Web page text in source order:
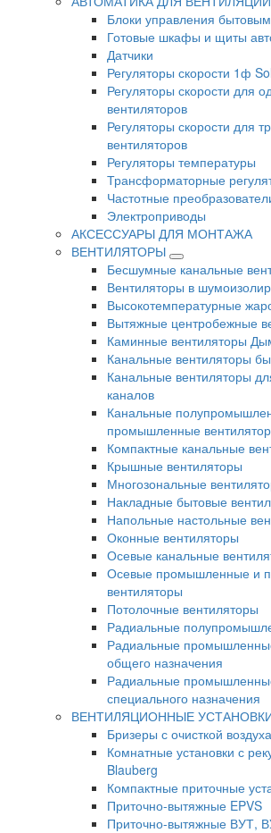
Блоки управления
Готовые шкафы и щиты
Датчики
Регуляторы скорости 1ф
Регуляторы скорости для
вентиляторов
Регуляторы скорости для
вентиляторов
Регуляторы температуры
Трансформаторные
Частотные
Электроприводы
АКСЕССУАРЫ ДЛЯ МОНТАЖА
ВЕНТИЛЯТОРЫ
Бесшумные канальные
Вентиляторы в
Высокотемпературные
Вытяжные центробежные
Каминные вентиляторы
Канальные вентиляторы
Канальные вентиляторы
каналов
Канальные
промышленные
Компактные канальные
Крышные вентиляторы
Многозональные
Накладные бытовые
Напольные настольные
Оконные вентиляторы
Осевые канальные
Осевые промышленные и
вентиляторы
Потолочные вентиляторы
Радиальные
Радиальные
общего назначения
Радиальные
специального назначения
ВЕНТИЛЯЦИОННЫЕ
Бризеры с очисткой воздуха
Комнатные установки с
Blauberg
Компактные приточные
Приточно-вытяжные EPVS
Приточно-вытяжные ВУТ,